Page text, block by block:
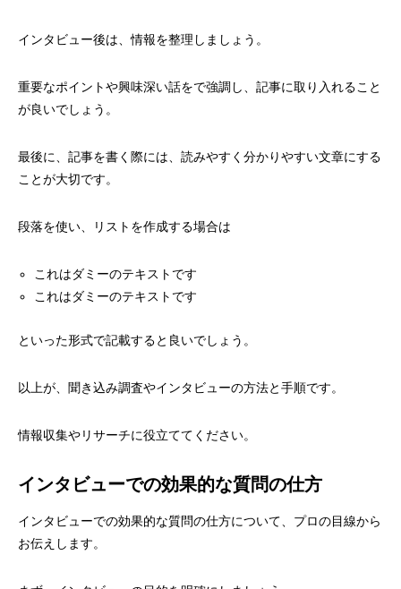
インタビュー後は、情報を整理しましょう。
重要なポイントや興味深い話をで強調し、記事に取り入れること
が良いでしょう。
最後に、記事を書く際には、読みやすく分かりやすい文章にする
ことが大切です。
段落を使い、リストを作成する場合は
これはダミーのテキストです
これはダミーのテキストです
といった形式で記載すると良いでしょう。
以上が、聞き込み調査やインタビューの方法と手順です。
情報収集やリサーチに役立ててください。
インタビューでの効果的な質問の仕方
インタビューでの効果的な質問の仕方について、プロの目線から
お伝えします。